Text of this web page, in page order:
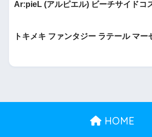
Ar:pieL (アルピエル) ビーチサイドコ
トキメキ ファンタジー ラテール マー
HOME